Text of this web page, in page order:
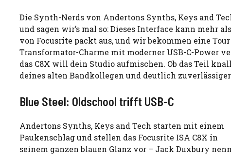
Die Synth-Nerds von Andertons Synths, Keys and
und sagen wir’s mal so: Dieses Interface kann mehr
von Focusrite packt aus, und wir bekommen eine
Transformator-Charme mit moderner USB-C-Power
das C8X will dein Studio aufmischen. Ob das Teil
deines alten Bandkollegen und deutlich
Blue Steel: Oldschool trifft USB-C
Andertons Synths, Keys and Tech starten mit einem
Paukenschlag und stellen das Focusrite ISA C8X in
seinem ganzen blauen Glanz vor – Jack Duxbury